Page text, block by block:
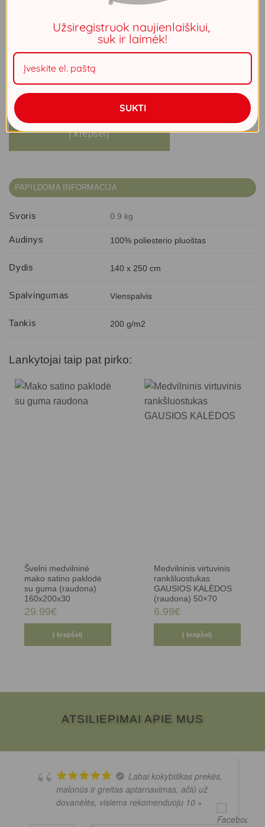
Geras audinys, užuolaidos užtemdo kambarį vidutiniškai,
suteikia interjerui elegancijos. Plotis: 140 cm, ilgis: 250 cm,
poliesteris
Liko 4
produkto kiekis: Naktinės užuolaidos MILANA (jūros) 140x250 (su žiedais)
Į krepšelį
PAPILDOMA INFORMACIJA
Svoris 0.9 kg
Audinys 100% poliesterio pluoštas
Dydis 140 x 250 cm
Spalvingumas Vienspalvis
Tankis 200 g/m2
Lankytojai taip pat pirko:
Švelni medvilninė
mako satino paklodė
su guma (raudona)
160x200x30
29.99€
Į krepšelį
Medvilninis virtuvinis
rankšluostukas
GAUSIOS KALĖDOS
(raudona) 50×70
6.99€
Į krepšelį
ATSILIEPIMAI APIE MUS
Labai kokybiškas prekės,
malonūs ir greitas aptarnavimas, ačiū už
dovanėlės, visiems rekomenduoju 10 +
Užsiregistruok naujienlaiškiui,
suk ir laimėk!
SUKTI